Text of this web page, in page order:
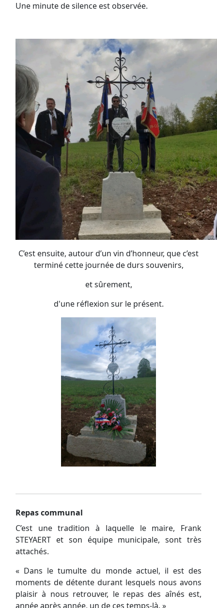
Une minute de silence est observée.
C’est ensuite, autour d’un vin d’honneur, que c’est
terminé cette journée de durs souvenirs,
et sûrement,
d'une réflexion sur le présent.
Repas communal
C’est une tradition à laquelle le maire, Frank
STEYAERT et son équipe municipale, sont très
attachés.
« Dans le tumulte du monde actuel, il est des
moments de détente durant lesquels nous avons
plaisir à nous retrouver, le repas des aînés est,
année après année, un de ces temps-là. »